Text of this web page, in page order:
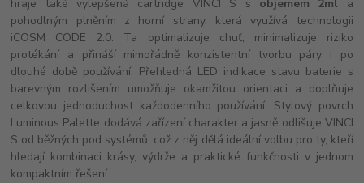
hraje také vylepšená cartridge VINCI S s objemem 2ml a
pohodlným plněním z horní strany, která využívá technologii
iCOSM CODE 2.0. Ta optimalizuje chuť, minimalizuje riziko
protékání a přináší mimořádně konzistentní tvorbu páry i po
dlouhé době používání. Přehledná LED indikace stavu baterie s
barevným rozlišením umožňuje okamžitou orientaci a doplňuje
celkovou jednoduchost každodenního používání. Stylový povrch
Luminous Palette dodává zařízení charakter a jasně odlišuje VINCI
S od běžných pod systémů, což z něj dělá ideální volbu pro ty, kteří
hledají kombinaci krásy, výdrže a praktické funkčnosti v jednom
kompaktním řešení.